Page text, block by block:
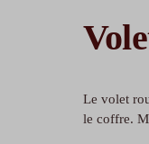
Le volet
le coffre.